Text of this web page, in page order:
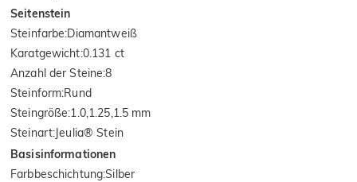
Seitenstein
Steinfarbe:Diamantweiß
Karatgewicht:0.131 ct
Anzahl der Steine:8
Steinform:Rund
Steingröße:1.0,1.25,1.5 mm
Steinart:Jeulia® Stein
Basisinformationen
Farbbeschichtung:Silber